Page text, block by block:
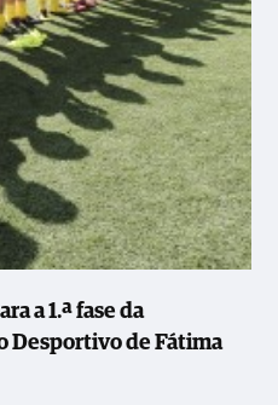
a 1.ª fase da
Desportivo de Fátima